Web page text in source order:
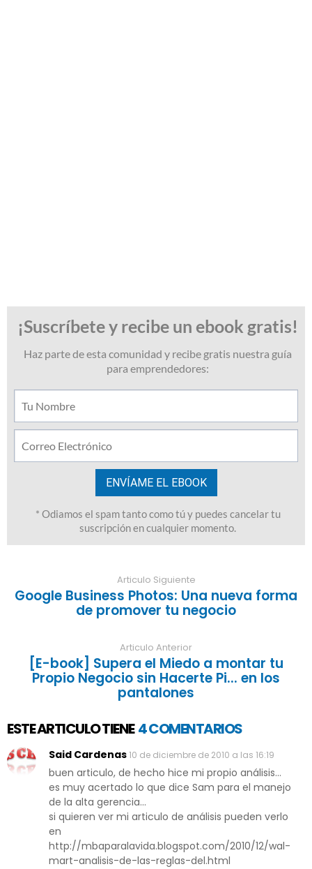
Articulo Siguiente
Google Business Photos: Una nueva forma
de promover tu negocio
Articulo Anterior
[E-book] Supera el Miedo a montar tu
Propio Negocio sin Hacerte Pi... en los
pantalones
ESTE ARTICULO TIENE 4 COMENTARIOS
Said Cardenas10 de diciembre de 2010 a las 16:19
buen articulo, de hecho hice mi propio análisis...
es muy acertado lo que dice Sam para el manejo
de la alta gerencia...
si quieren ver mi articulo de análisis pueden verlo
en
http://mbaparalavida.blogspot.com/2010/12/wal-
mart-analisis-de-las-reglas-del.html